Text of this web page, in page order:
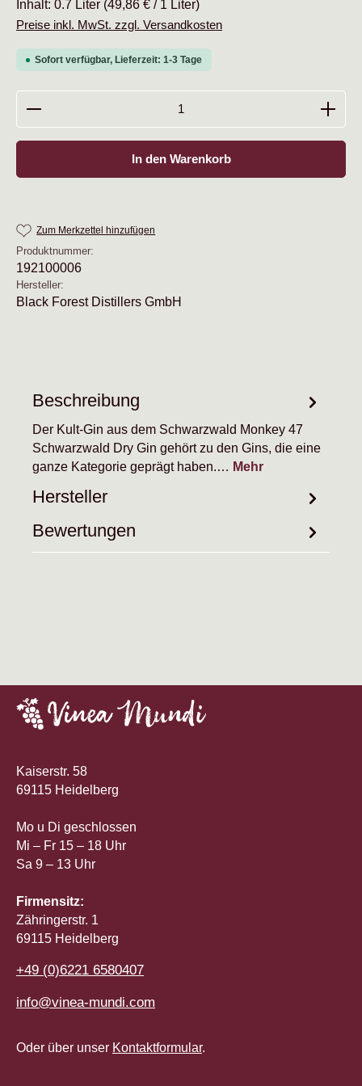
Inhalt: 0.7 Liter (49,86 € / 1 Liter)
Preise inkl. MwSt. zzgl. Versandkosten
Sofort verfügbar, Lieferzeit: 1-3 Tage
Produkt Anzahl: Gib den gewünschten Wert ein
In den Warenkorb
Zum Merkzettel hinzufügen
Produktnummer:
192100006
Hersteller:
Black Forest Distillers GmbH
Beschreibung
Der Kult-Gin aus dem Schwarzwald Monkey 47
Schwarzwald Dry Gin gehört zu den Gins, die eine
ganze Kategorie geprägt haben.… Mehr
Hersteller
Bewertungen
Kaiserstr. 58
69115 Heidelberg
Mo u Di geschlossen
Mi – Fr 15 – 18 Uhr
Sa 9 – 13 Uhr
Firmensitz:
Zähringerstr. 1
69115 Heidelberg
+49 (0)6221 6580407
info@vinea-mundi.com
Oder über unser Kontaktformular.